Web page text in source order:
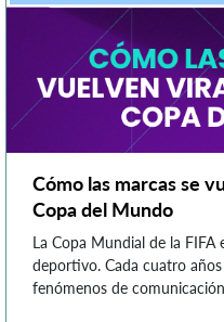
Cómo las marcas se
Copa del Mundo
La Copa Mundial de la
deportivo. Cada cuatro
fenómenos de